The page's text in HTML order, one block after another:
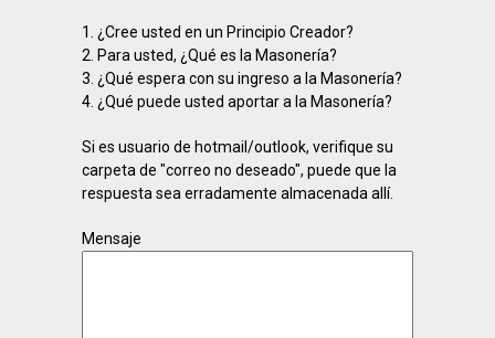
1. ¿Cree usted en un Principio Creador?
2. Para usted, ¿Qué es la Masonería?
3. ¿Qué espera con su ingreso a la Masonería?
4. ¿Qué puede usted aportar a la Masonería?
Si es usuario de hotmail/outlook, verifique su
carpeta de "correo no deseado", puede que la
respuesta sea erradamente almacenada allí.
Mensaje